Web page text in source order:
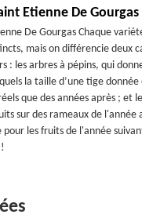
Etienne De Gourgas
De Gourgas Chaque
mais on différencie deux
: les arbres à pépins, qui
la taille d’une tige
que des années après ; et
sur des rameaux de
pour les fruits de l'année